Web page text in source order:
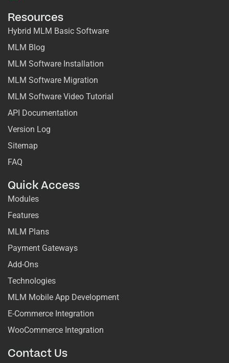
Resources
Hybrid MLM Basic Software
MLM Blog
MLM Software Installation
MLM Software Migration
MLM Software Video Tutorial
API Documentation
Version Log
Sitemap
FAQ
Quick Access
Modules
Features
MLM Plans
Payment Gateways
Add-Ons
Technologies
MLM Mobile App Development
E-Commerce Integration
WooCommerce Integration
Contact Us